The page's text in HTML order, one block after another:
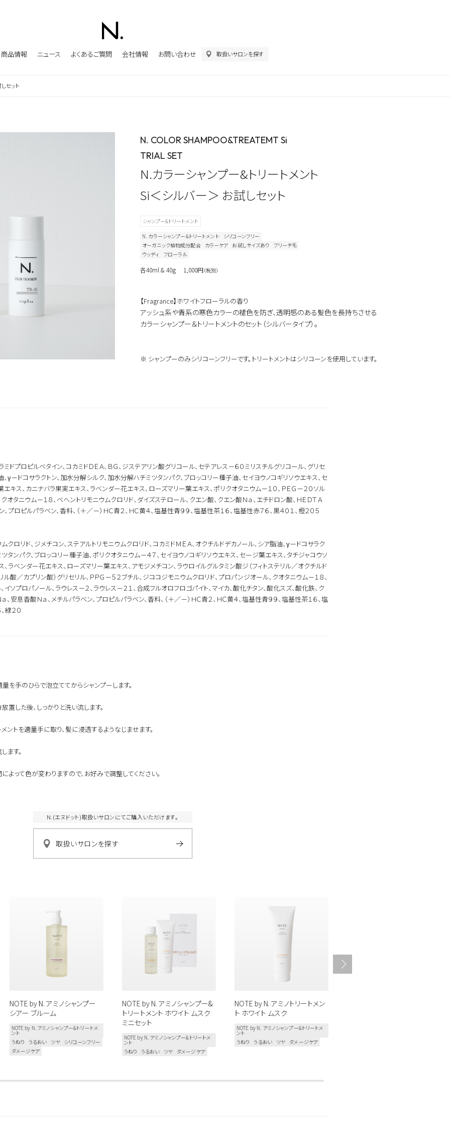
商品情報 ニュース よくあるご質問 会社情報 お問い合わせ 取扱いサロンを探す
ベスコス受賞
シリコーンフリー
ダメージ毛
ブリーチ毛
ります。
て施術のみ可能です。
セット
N. COLOR SHAMPOO&TREATEMT Si
TRIAL SET
N.カラーシャンプー&トリートメント
Si＜シルバー＞ お試しセット
シャンプー&トリートメント
N. カラーシャンプー&トリートメント
シリコーンフリー
オーガニック植物成分配合
カラーケア お試しサイズあり
ブリーチ毛
ウッディ
フローラル
各40ml & 40g 1,000円（税別）
【Fragrance】ホワイトフローラルの香り
アッシュ系や青系の寒色カラーの褪色を防ぎ、透明感のある髪色を長持ちさせる
カラーシャンプー＆トリートメントのセット（シルバータイプ）。
※ シャンプーのみシリコーンフリーです。トリートメントはシリコーンを使用しています。
ドプロピルベタイン、コカミドＤＥＡ、ＢＧ、ジステアリン酸グリコール、セテアレス－６０ミリスチルグリコール、グリセ
、γ－ドコサラクトン、加水分解シルク、加水分解ハチミツタンパク、ブロッコリー種子油、セイヨウノコギリソウエキス、セ
キス、カニナバラ果実エキス、ラベンダー花エキス、ローズマリー葉エキス、ポリクオタニウム－１０、ＰＥＧ－２０ソル
オタニウム－１８、ベヘントリモニウムクロリド、ダイズステロール、クエン酸、クエン酸Ｎａ、エチドロン酸、ＨＥＤＴＡ
プロピルパラベン、香料、（＋／－）ＨＣ青２、ＨＣ黄４、塩基性青９９、塩基性茶１６、塩基性赤７６、黒４０１、橙２０５
クロリド、ジメチコン、ステアルトリモニウムクロリド、コカミドＭＥＡ、オクチルドデカノール、シア脂油、γ－ドコサラク
タンパク、ブロッコリー種子油、ポリクオタニウム－４７、セイヨウノコギリソウエキス、セージ葉エキス、タチジャコウソ
ラベンダー花エキス、ローズマリー葉エキス、アモジメチコン、ラウロイルグルタミン酸ジ（フィトステリル／オクチルド
ル酸／カプリン酸）グリセリル、ＰＰＧ－５２ブチル、ジココジモニウムクロリド、プロパンジオール、クオタニウム－１８、
ソプロパノール、ラウレス－２、ラウレス－２１、合成フルオロフロゴパイト、マイカ、酸化チタン、酸化スズ、酸化鉄、ク
、安息香酸Ｎａ、メチルパラベン、プロピルパラベン、香料、（＋／－）ＨＣ青２、ＨＣ黄４、塩基性青９９、塩基性茶１６、塩
緑２０
を手のひらで泡立ててからシャンプーします。
した後、しっかりと洗い流します。
ントを適量手に取り、髪に浸透するようなじませます。
ます。
って色が変わりますので、お好みで調整してください。
N.(エヌドット)取扱いサロンにてご購入いただけます。
取扱いサロンを探す
NOTE by N. アミノシャンプー
シアー ブルーム
NOTE by N. アミノシャンプー&トリートメ
ント
うねり うるおい ツヤ
シリコーンフリー
ダメージケア
NOTE by N. アミノシャンプー&
トリートメント ホワイト ムスク
ミニセット
NOTE by N. アミノシャンプー&トリートメ
ント
うねり うるおい ツヤ ダメージケア
NOTE by N. アミノトリートメン
ト ホワイト ムスク
NOTE by N. アミノシャンプー&トリートメ
ント
うねり
うるおい ツヤ ダメージケア